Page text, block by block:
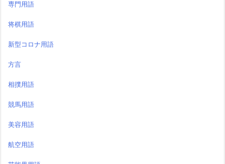
専門用語
将棋用語
新型コロナ用語
方言
相撲用語
競馬用語
美容用語
航空用語